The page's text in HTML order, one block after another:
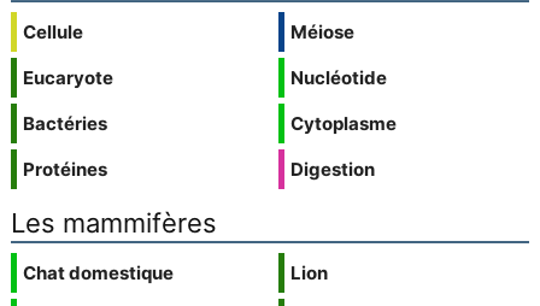
Cellule
Eucaryote
Bactéries
Protéines
Méiose
Nucléotide
Cytoplasme
Digestion
Les mammifères
Chat domestique
Lion